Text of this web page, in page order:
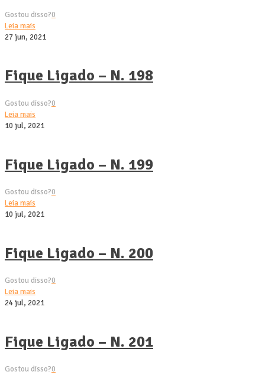
Gostou disso?0
Leia mais
27 jun, 2021
Fique Ligado – N. 198
Gostou disso?0
Leia mais
10 jul, 2021
Fique Ligado – N. 199
Gostou disso?0
Leia mais
10 jul, 2021
Fique Ligado – N. 200
Gostou disso?0
Leia mais
24 jul, 2021
Fique Ligado – N. 201
Gostou disso?0